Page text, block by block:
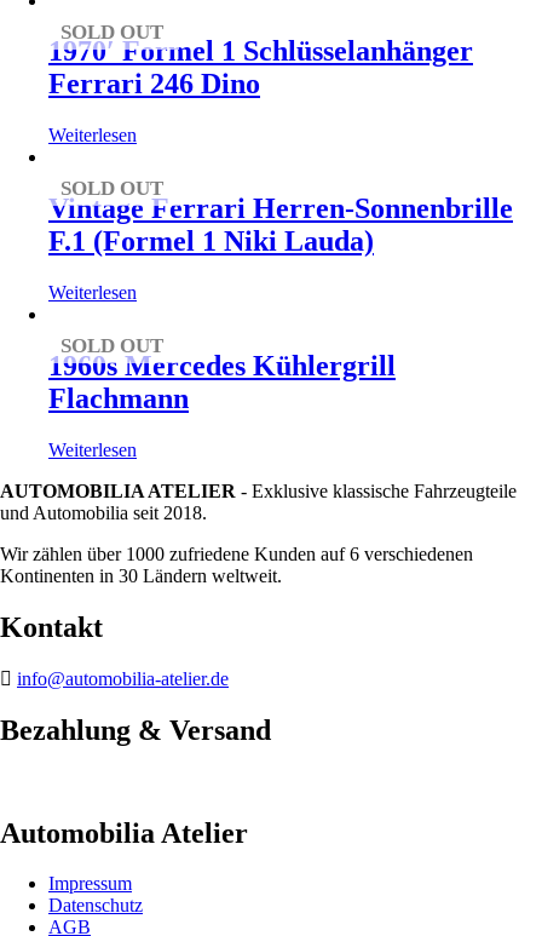
SOLD OUT
1970′ Formel 1 Schlüsselanhänger
Ferrari 246 Dino
Weiterlesen
SOLD OUT
Vintage Ferrari Herren-Sonnenbrille
F.1 (Formel 1 Niki Lauda)
Weiterlesen
SOLD OUT
1960s Mercedes Kühlergrill
Flachmann
Weiterlesen
AUTOMOBILIA ATELIER - Exklusive klassische Fahrzeugteile
und Automobilia seit 2018.
Wir zählen über 1000 zufriedene Kunden auf 6 verschiedenen
Kontinenten in 30 Ländern weltweit.
Kontakt
info@automobilia-atelier.de
Bezahlung & Versand
Automobilia Atelier
Impressum
Datenschutz
AGB